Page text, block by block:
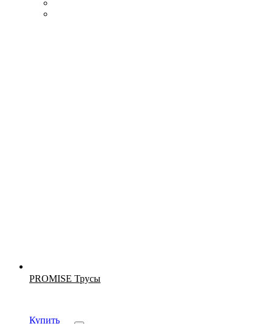
PROMISE Трусы
Купить